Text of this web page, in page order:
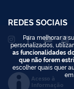
REDES SOCIAIS
Acesso à
Informação
Para melhorar a
personalizados,
as funcionalidades
que não forem
escolher quais quer